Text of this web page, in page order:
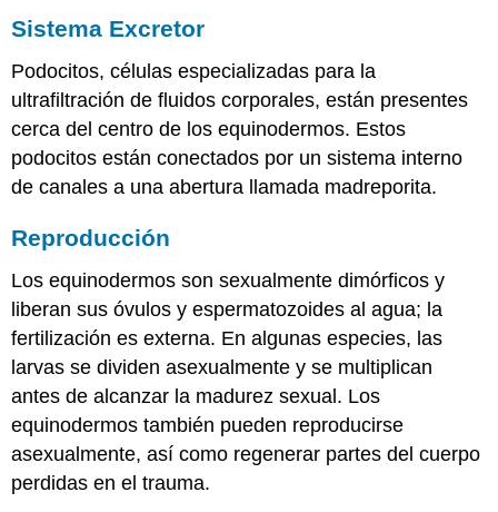
Sistema Excretor
Podocitos, células especializadas para la
ultrafiltración de fluidos corporales, están presentes
cerca del centro de los equinodermos. Estos
podocitos están conectados por un sistema interno
de canales a una abertura llamada madreporita.
Reproducción
Los equinodermos son sexualmente dimórficos y
liberan sus óvulos y espermatozoides al agua; la
fertilización es externa. En algunas especies, las
larvas se dividen asexualmente y se multiplican
antes de alcanzar la madurez sexual. Los
equinodermos también pueden reproducirse
asexualmente, así como regenerar partes del cuerpo
perdidas en el trauma.